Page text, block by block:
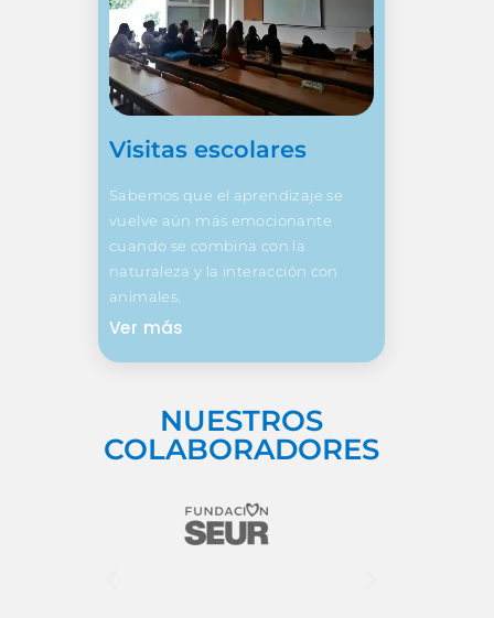
Visitas escolares
Sabemos que el aprendizaje se
vuelve aún más emocionante
cuando se combina con la
naturaleza y la interacción con
animales.
Ver más
NUESTROS
COLABORADORES